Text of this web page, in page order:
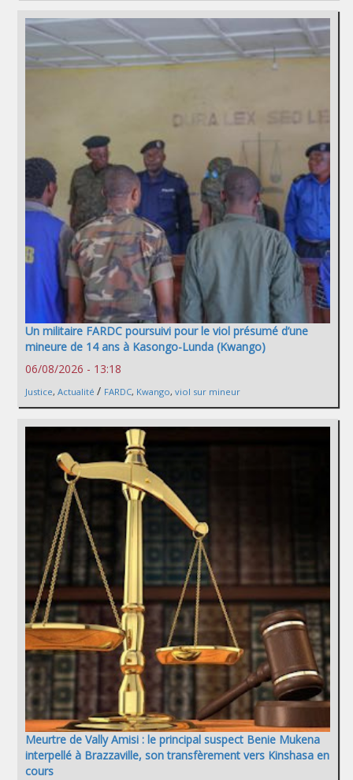
Un militaire FARDC poursuivi pour le viol présumé d’une
mineure de 14 ans à Kasongo-Lunda (Kwango)
06/08/2026 - 13:18
Justice, Actualité / FARDC, Kwango, viol sur mineur
Meurtre de Vally Amisi : le principal suspect Benie Mukena
interpellé à Brazzaville, son transfèrement vers Kinshasa en
cours